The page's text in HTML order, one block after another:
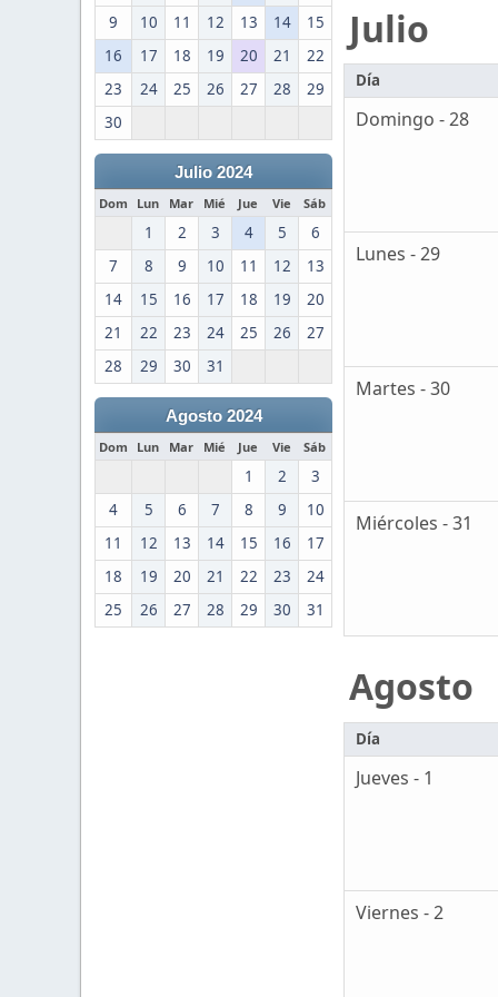
9 10 11 12 13 14
15
16
17 18 19 20 21
22
23
24 25 26 27 28
29
30
Julio 2024
Dom Lun Mar Mié Jue Vie Sáb
1 2 3 4 5
6
7
8 9 10 11 12
13
14
15 16 17 18 19
20
21
22 23 24 25 26
27
28
29 30 31
Agosto 2024
Dom Lun Mar Mié Jue Vie Sáb
1 2
3
4
5 6 7 8 9
10
11
12 13 14 15 16
17
18
19 20 21 22 23
24
25
26 27 28 29 30 31
Julio
Día
Domingo - 28
Lunes - 29
Martes - 30
Miércoles - 31
Agosto
Día
Jueves - 1
Viernes - 2